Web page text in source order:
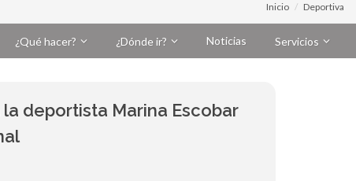
Inicio Deportiva
¿Qué hacer? ¿Dónde ir? Noticias Servicios
deportista Marina Escobar